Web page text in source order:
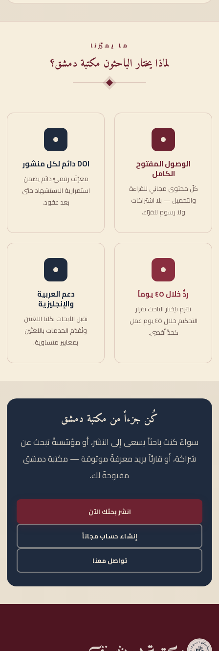
ما يميّزنا
لماذا يختار الباحثون مكتبة دمشق؟
الوصول المفتوح
الكامل
كلّ محتوى مجاني للقراءة
والتحميل — بلا اشتراكات
ولا رسوم للقرّاء.
DOI دائم لكل منشور
معرّفٌ رقميٌّ دائم يضمن
استمرارية الاستشهاد حتى
بعد عقود.
ردٌّ خلال ٤٥ يوماً
نلتزم بإخبار الباحث بقرار
التحكيم خلال ٤٥ يوم عمل
كحدٍّ أقصى.
دعم العربية
والإنجليزية
نقبل الأبحاث بكلتا اللغتَين
ونُقدّم الخدمات باللغتَين
بمعايير متساوية.
كُن جزءاً من مكتبة دمشق
سواءٌ كنتَ باحثاً يسعى إلى النشر، أو مؤسّسةً تبحث عن
شراكة، أو قارئاً يريد معرفةً موثوقة — مكتبة دمشق
مفتوحةٌ لك.
انشر بحثك الآن
إنشاء حساب مجاناً
تواصل معنا